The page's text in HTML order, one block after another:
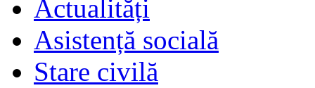
Actualități
Asistență socială
Stare civilă